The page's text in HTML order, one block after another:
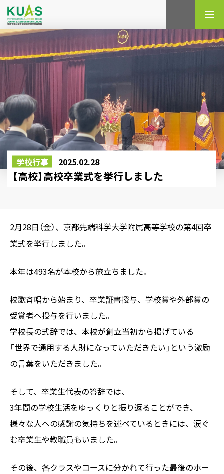
検索
学校行事 2025.02.28
【高校】高校卒業式を挙行しました
2月28日（金）、京都先端科学大学附属高等学校の第4回卒
業式を挙行しました。
本年は493名が本校から旅立ちました。
校歌斉唱から始まり、卒業証書授与、学校賞や外部賞の
受賞者へ授与を行いました。
学校長の式辞では、本校が創立当初から掲げている
「世界で通用する人財になっていただきたい」という激励
の言葉をいただきました。
そして、卒業生代表の答辞では、
3年間の学校生活をゆっくりと振り返ることができ、
様々な人への感謝の気持ちを述べているときには、涙ぐ
む卒業生や教職員もいました。
その後、各クラスやコースに分かれて行った最後のホー